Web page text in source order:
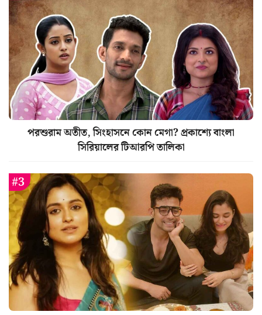
পরশুরাম অতীত, সিংহাসনে কোন মেগা? প্রকাশ্যে বাংলা
সিরিয়ালের টিআরপি তালিকা